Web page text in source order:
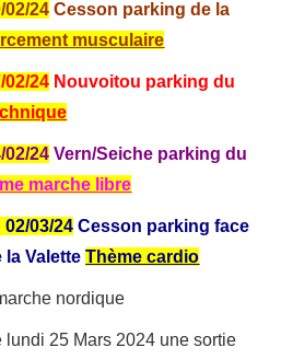
02/24 Cesson parking de la
musculaire
02/24 Nouvoitou parking du
02/24 Vern/Seiche parking du
marche libre
03/24 Cesson parking face
Valette Thème cardio
nordique
lundi 25 Mars 2024 une sortie